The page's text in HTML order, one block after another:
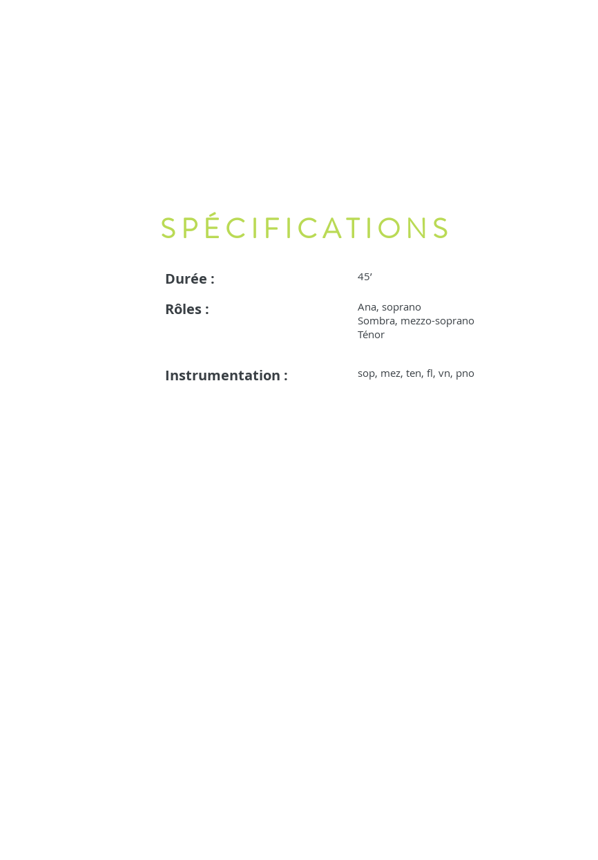
SPÉCIFICATIONS
Durée : 45’
Rôles :
Ana, soprano
Sombra, mezzo-soprano
Ténor
Instrumentation : sop, mez, ten, fl, vn, pno